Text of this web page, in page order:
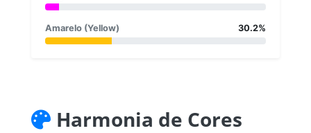
Amarelo (Yellow) 30.2%
Harmonia de Cores